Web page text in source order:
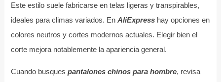
Este estilo suele fabricarse en telas ligeras y transpirables,
ideales para climas variados. En AliExpresshay opciones en
colores neutros y cortes modernos actuales. Elegir bien el
corte mejora notablemente la apariencia general.
Cuando busques pantalones chinos para hombre, revisa